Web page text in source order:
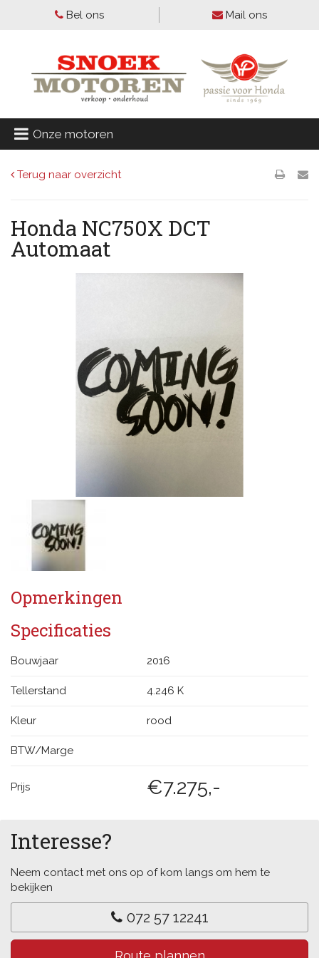
Bel ons Mail ons
Onze motoren
Terug naar overzicht
Honda NC750X DCT
Automaat
Opmerkingen
Specificaties
Bouwjaar 2016
Tellerstand 4.246 K
Kleur rood
BTW/Marge
Prijs €7.275,-
Interesse?
Neem contact met ons op of kom langs om hem te
bekijken
072 57 12241